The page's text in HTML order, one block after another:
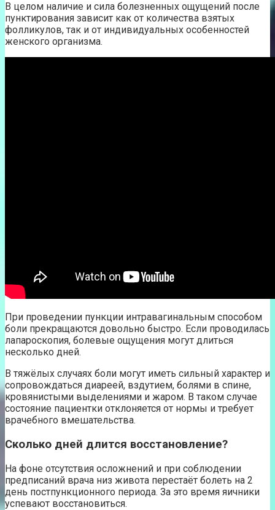
В целом наличие и сила болезненных ощущений после
пунктирования зависит как от количества взятых
фолликулов, так и от индивидуальных особенностей
женского организма.
При проведении пункции интравагинальным способом
боли прекращаются довольно быстро. Если проводилась
лапароскопия, болевые ощущения могут длиться
несколько дней.
В тяжёлых случаях боли могут иметь сильный характер и
сопровождаться диареей, вздутием, болями в спине,
кровянистыми выделениями и жаром. В таком случае
состояние пациентки отклоняется от нормы и требует
врачебного вмешательства.
Сколько дней длится восстановление?
На фоне отсутствия осложнений и при соблюдении
предписаний врача низ живота перестаёт болеть на 2
день постпункционного периода. За это время яичники
успевают восстановиться.